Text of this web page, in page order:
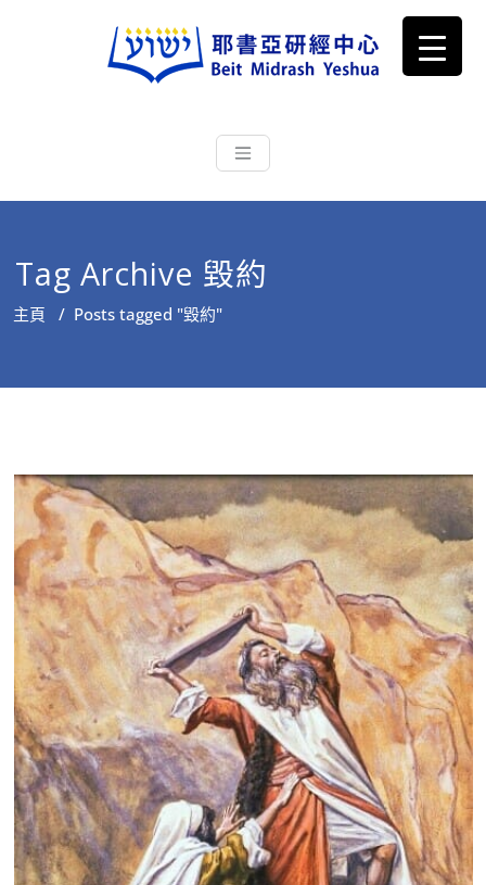
耶書亞研經中心
根源明白聖經，成為更好的門徒
Tag Archive 毀約
主頁 / Posts tagged "毀約"